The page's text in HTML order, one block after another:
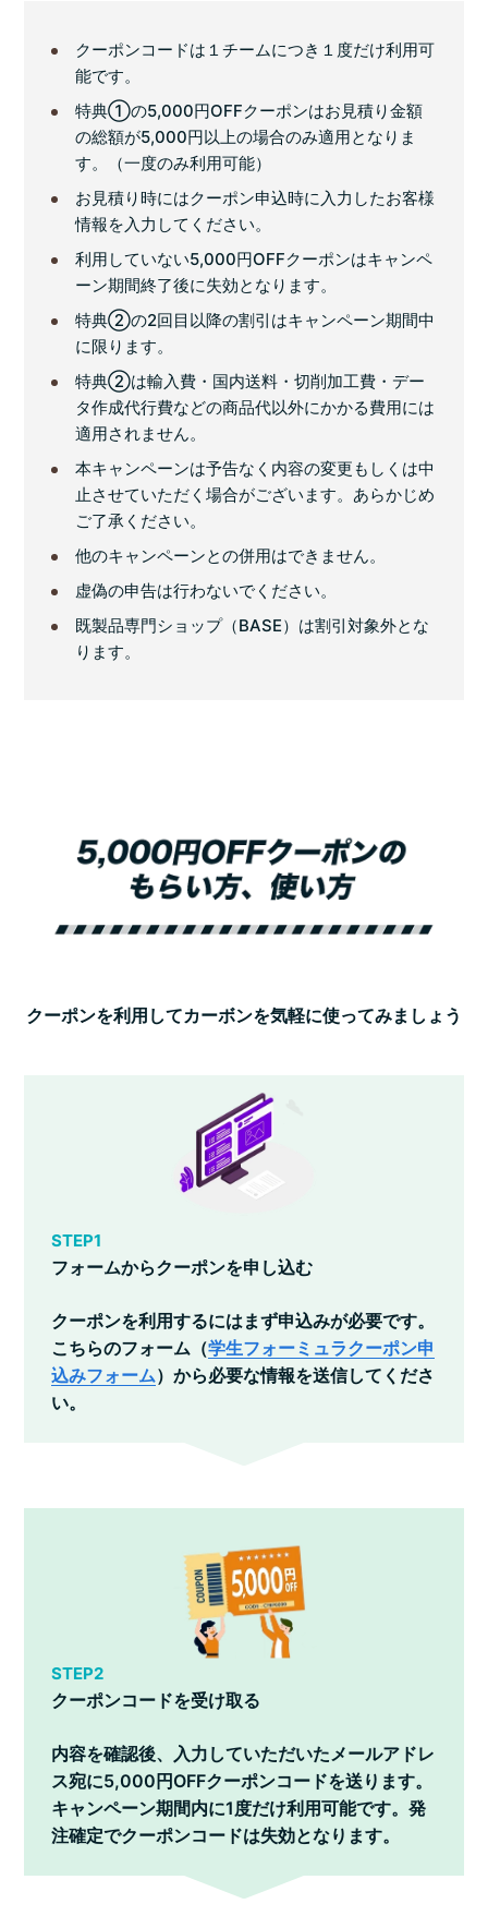
クーポンコードは１チームにつき１度だけ利用可
能です。
特典①の5,000円OFFクーポンはお見積り金額
の総額が5,000円以上の場合のみ適用となりま
す。（一度のみ利用可能）
お見積り時にはクーポン申込時に入力したお客様
情報を入力してください。
利用していない5,000円OFFクーポンはキャンペ
ーン期間終了後に失効となります。
特典②の2回目以降の割引はキャンペーン期間中
に限ります。
特典②は輸入費・国内送料・切削加工費・デー
タ作成代行費などの商品代以外にかかる費用には
適用されません。
本キャンペーンは予告なく内容の変更もしくは中
止させていただく場合がございます。あらかじめ
ご了承ください。
他のキャンペーンとの併用はできません。
虚偽の申告は行わないでください。
既製品専門ショップ（BASE）は割引対象外とな
ります。
クーポンを利用してカーボンを気軽に使ってみましょう
STEP1
フォームからクーポンを申し込む
クーポンを利用するにはまず申込みが必要です。
こちらのフォーム（学生フォーミュラクーポン申
込みフォーム）から必要な情報を送信してくださ
い。
STEP2
クーポンコードを受け取る
内容を確認後、入力していただいたメールアドレ
ス宛に5,000円OFFクーポンコードを送ります。
キャンペーン期間内に1度だけ利用可能です。発
注確定でクーポンコードは失効となります。